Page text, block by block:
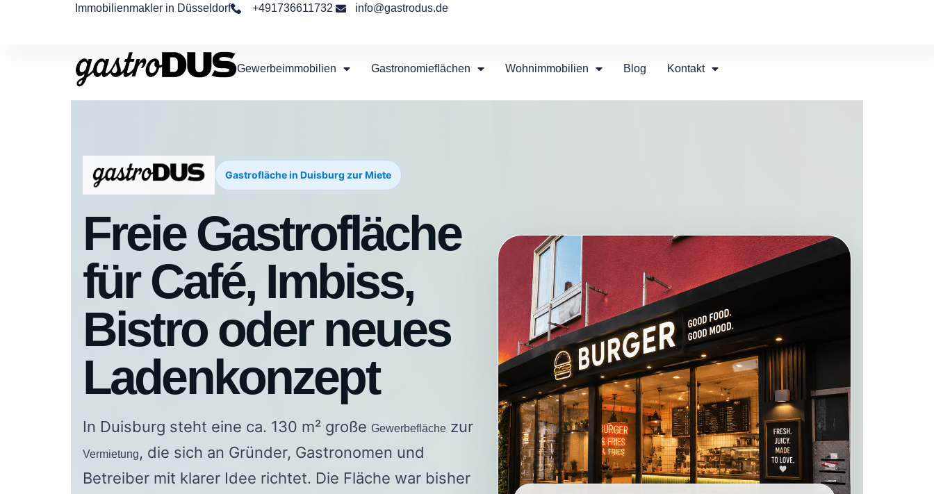
Immobilienmakler in Düsseldorf info@gastrodus.de
+491736611732
Gewerbeimmobilien Gastronomieflächen Wohnimmobilien Blog Kontakt
Gastrofläche in Duisburg zur Miete
Freie Gastrofläche
für Café, Imbiss,
Bistro oder neues
Ladenkonzept
In Duisburg steht eine ca. 130 m² große Gewerbefläche zur
Vermietung, die sich an Gründer, Gastronomen und
Betreiber mit klarer Idee richtet. Die Fläche war bisher